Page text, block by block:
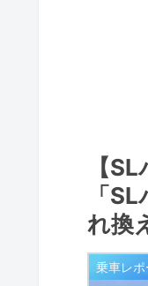
【
「
れ換
乗車レポ